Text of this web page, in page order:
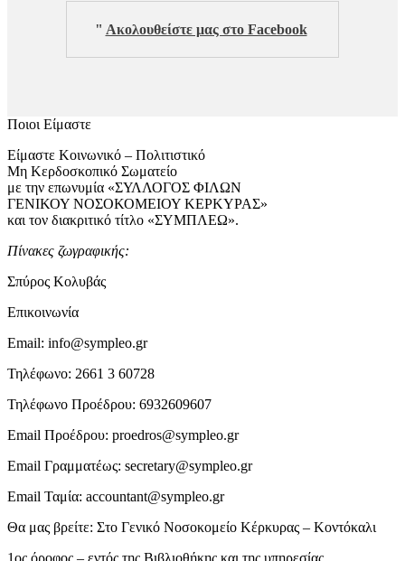
" Ακολουθείστε μας στο Facebook
Ποιοι Είμαστε
Είμαστε Κοινωνικό – Πολιτιστικό
Μη Κερδοσκοπικό Σωματείο
με την επωνυμία «ΣΥΛΛΟΓΟΣ ΦΙΛΩΝ
ΓΕΝΙΚΟΥ ΝΟΣΟΚΟΜΕΙΟΥ ΚΕΡΚΥΡΑΣ»
και τον διακριτικό τίτλο «ΣΥΜΠΛΕΩ».
Πίνακες ζωγραφικής:
Σπύρος Κολυβάς
Επικοινωνία
Email: info@sympleo.gr
Τηλέφωνο: 2661 3 60728
Τηλέφωνο Προέδρου: 6932609607
Email Προέδρου: proedros@sympleo.gr
Email Γραμματέως: secretary@sympleo.gr
Email Ταμία: accountant@sympleo.gr
Θα μας βρείτε: Στο Γενικό Νοσοκομείο Κέρκυρας – Κοντόκαλι
1ος όροφος – εντός της Βιβλιοθήκης και της υπηρεσίας